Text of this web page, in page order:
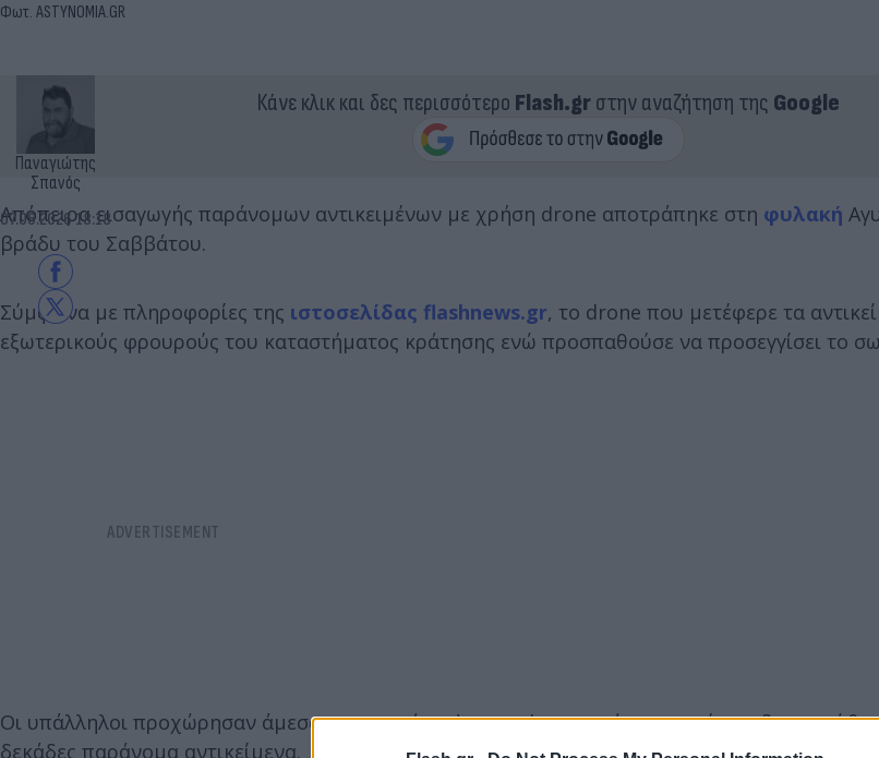
Φωτ. ASTYNOMIA.GR
Παναγιώτης
Σπανός
07.06.2026 18:18
Κάνε κλικ και δες περισσότερο Flash.grστην αναζήτηση της Google
Απόπειρα εισαγωγής παράνομων αντικειμένων με χρήση drone αποτράπηκε στη φυλακή
βράδυ του Σαββάτου.
Σύμφωνα με πληροφορίες της ιστοσελίδας flashnews.gr, το drone που μετέφερε τα
εξωτερικούς φρουρούς του καταστήματος κράτησης ενώ προσπαθούσε να προσεγγίσει το
Οι υπάλληλοι προχώρησαν άμεσα στην κατάρριψη του drone, ενώ στη συνέχεια
δεκάδες παράνομα αντικείμενα.